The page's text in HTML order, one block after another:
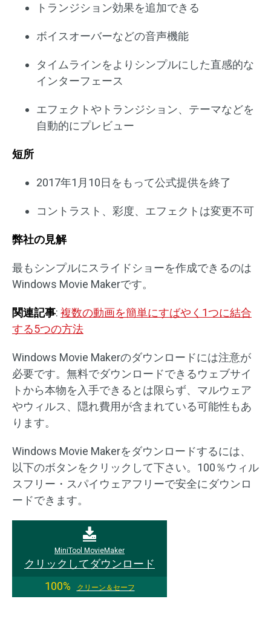
トランジション効果を追加できる
ボイスオーバーなどの音声機能
タイムラインをよりシンプルにした直感的な
インターフェース
エフェクトやトランジション、テーマなどを
自動的にプレビュー
短所
2017年1月10日をもって公式提供を終了
コントラスト、彩度、エフェクトは変更不可
弊社の見解
最もシンプルにスライドショーを作成できるのは
Windows Movie Makerです。
関連記事: 複数の動画を簡単にすばやく1つに結合
する5つの方法
Windows Movie Makerのダウンロードには注意が
必要です。無料でダウンロードできるウェブサイ
トから本物を入手できるとは限らず、マルウェア
やウィルス、隠れ費用が含まれている可能性もあ
ります。
Windows Movie Makerをダウンロードするには、
以下のボタンをクリックして下さい。100％ウィル
スフリー・スパイウェアフリーで安全にダウンロ
ードできます。
MiniTool MovieMaker
クリックしてダウンロード
100%
クリーン＆セーフ